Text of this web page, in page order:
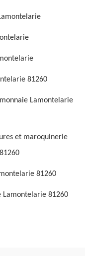
81260
Lamontelarie
et maroquinerie
81260
Lamontelarie 81260